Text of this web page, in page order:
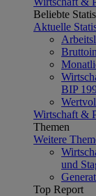
Beliebte
Aktuelle
BIP
Wirtschaft &
Themen
Weitere
und
Top Report